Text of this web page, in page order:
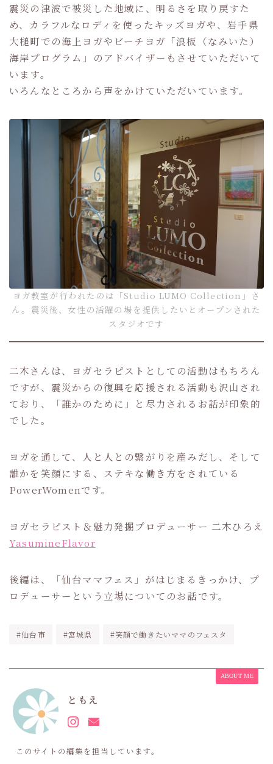
震災の津波で被災した地域に、明るさを取り戻すた
め、カラフルなロディを使ったキッズヨガや、岩手県
大槌町での海上ヨガやビーチヨガ「浪板（なみいた）
海岸プログラム」のアドバイザーもさせていただいて
います。
いろんなところから声をかけていただいています。
ヨガ教室が行われたのは「Studio LUMO Collection」さ
ん。震災後、女性の活躍の場を提供したいとオープンされた
スタジオです
二木さんは、ヨガセラピストとしての活動はもちろん
ですが、震災からの復興を応援される活動も沢山され
ており、「誰かのために」と尽力されるお話が印象的
でした。
ヨガを通して、人と人との繋がりを産みだし、そして
誰かを笑顔にする、ステキな働き方をされている
PowerWomenです。
ヨガセラピスト＆魅力発掘プロデューサー 二木ひろえ
YasumineFlavor
後編は、「仙台ママフェス」がはじまるきっかけ、プ
ロデューサーという立場についてのお話です。
#仙台市 #宮城県 #笑顔で働きたいママのフェスタ
ABOUT ME
ともえ
このサイトの編集を担当しています。